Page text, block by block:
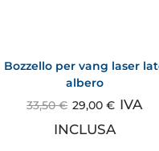
Bozzello per vang laser
albero
33,50€ 29,00€ IVA
INCLUSA